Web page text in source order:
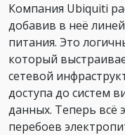
Компания Ubiquiti
добавив в неё
питания. Это
который
сетевой
доступа до систем
данных. Теперь всё
перебоев